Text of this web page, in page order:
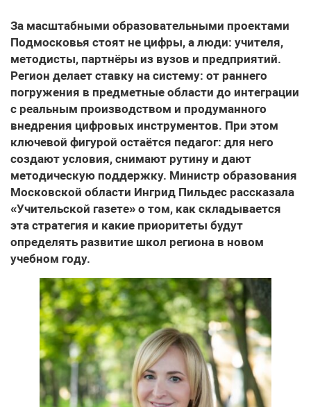
За масштабными образовательными проектами
Подмосковья стоят не цифры, а люди: учителя,
методисты, партнёры из вузов и предприятий.
Регион делает ставку на систему: от раннего
погружения в предметные области до интеграции
с реальным производством и продуманного
внедрения цифровых инструментов. При этом
ключевой фигурой остаётся педагог: для него
создают условия, снимают рутину и дают
методическую поддержку. Министр образования
Московской области Ингрид Пильдес рассказала
«Учительской газете» о том, как складывается
эта стратегия и какие приоритеты будут
определять развитие школ региона в новом
учебном году.